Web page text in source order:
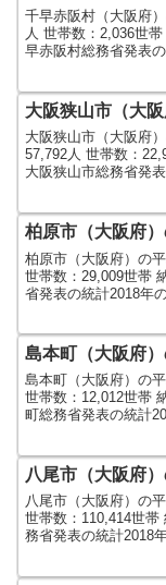
千早赤阪村（大阪府
人 世帯数：2,036世
早赤阪村総務省発表
大阪狭山市（大
大阪狭山市（大阪府
57,792人 世帯数：
大阪狭山市総務省発
柏原市（大阪府
柏原市（大阪府）の
世帯数：29,009世帯
省発表の統計2018年
島本町（大阪府
島本町（大阪府）の
世帯数：12,012世帯
町総務省発表の統計
八尾市（大阪府
八尾市（大阪府）の
世帯数：110,414世帯
務省発表の統計2018